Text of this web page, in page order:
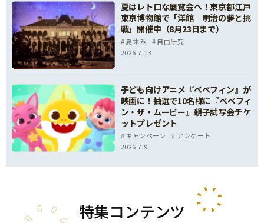
夏はレトロな展覧会へ！東京都江戸
東京博物館で「洋館 明治の夢と挑
戦」開催中（8月23日まで）
夏休み
自由研究
2026.7.13
子ども向けアニメ『べべフィン』が
映画に！抽選で10名様に『べべフィ
ン・ザ・ムービー』親子試写会チケ
ットプレゼント
キャンペーン
アンケート
2026.7.9
特集コンテンツ